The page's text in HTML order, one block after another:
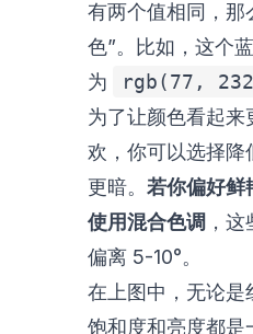
有两个值相同，那
色”。比如，这个
为
rgb(77,
为了让颜色看起
欢，你可以选择降
更暗。 若你偏好鲜
使用混合色调 ，
偏离 5-10°。
在上图中，无论是
饱和度和亮度都是